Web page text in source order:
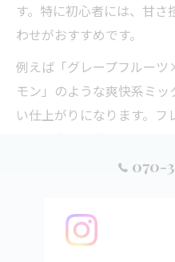
す。特に初心者には、甘
わせがおすすめです。
例えば「グレープフルー
モン」のような爽快系ミ
い仕上がりになります。フ
とで、自分に合ったバラ
の醍醐味です。失敗例と
070-